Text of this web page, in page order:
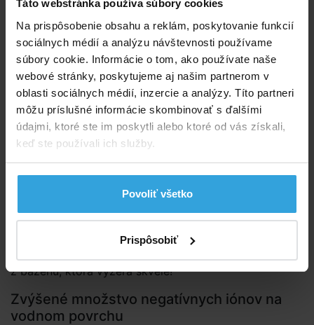
Táto webstránka používa súbory cookies
Na prispôsobenie obsahu a reklám, poskytovanie funkcií
sociálnych médií a analýzu návštevnosti používame
súbory cookie. Informácie o tom, ako používate naše
webové stránky, poskytujeme aj našim partnerom v
oblasti sociálnych médií, inzercie a analýzy. Títo partneri
môžu príslušné informácie skombinovať s ďalšími
údajmi, ktoré ste im poskytli alebo ktoré od vás získali,
keď ste používali ich služby.
Povoliť všetko
Prispôsobiť
Jemné častice vo vode sa zhlukujú a usadzujú sa až
na dno bazéna počas procesu prevzdušňovania, čo
uľahčuje filtráciu a odstraňovanie usadenín filtračným
systémom.
Zlepšená čistota vody
Zmiešaním vzduchu s vodou spôsobuje
prevzdušňovanie a oxidácii železa a mangánu, čo
z bazénu, ktorá vyzerá skvele!
Zvýšené množstvo negatívnych iónov na
vodnom povrchu